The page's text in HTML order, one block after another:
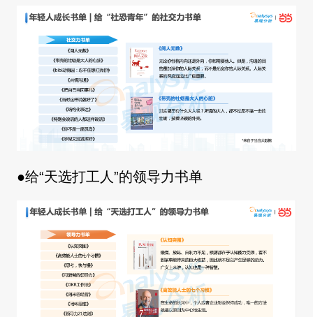
●给“天选打工人”的领导力书单